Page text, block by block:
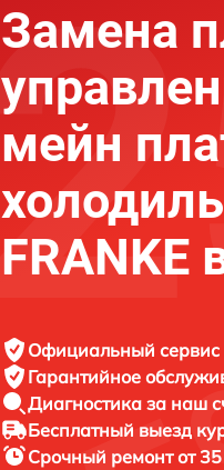
Замена
мейн
FRANKE
Официальный сервис
Гарантийное
Диагностика за наш
Бесплатный выезд
Срочный ремонтот